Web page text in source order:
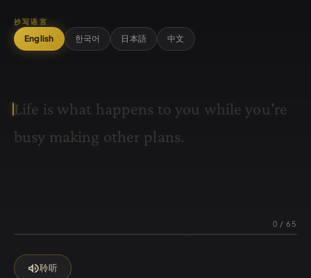
抄写语言
English 한국어 日本語 中文
Life is what happens to you while you're
busy making other plans.
0 /65
volume_up聆听